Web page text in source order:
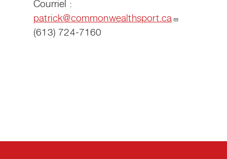
Courriel :
patrick@commonwealthsport.ca
(613) 724-7160